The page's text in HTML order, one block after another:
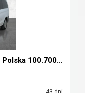
Mercedes Vito 2.0CDI 9os. Salon Polska 100.700nett...
43 dni